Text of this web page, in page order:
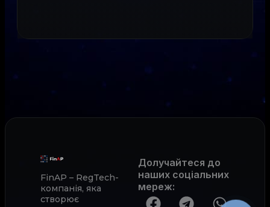
FinAP – RegTech-
компанія, яка
створює
Долучайтеся до
наших соціальних
мереж: